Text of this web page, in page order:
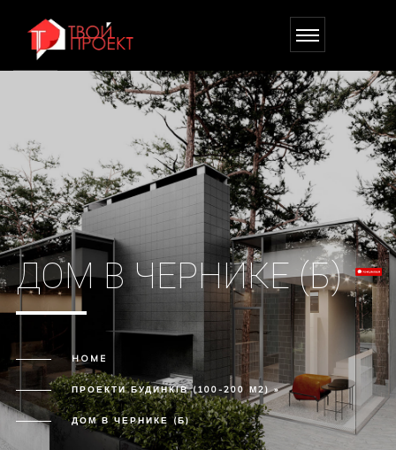
ДОМ В ЧЕРНИКЕ (Б)
HOME
ПРОЕКТИ БУДИНКІВ (100-200 М2) »
ДОМ В ЧЕРНИКЕ (Б)